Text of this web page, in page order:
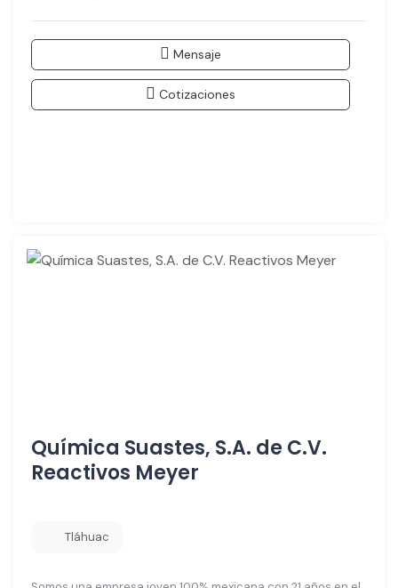
Mensaje
Cotizaciones
Química Suastes, S.A. de C.V.
Reactivos Meyer
Tláhuac